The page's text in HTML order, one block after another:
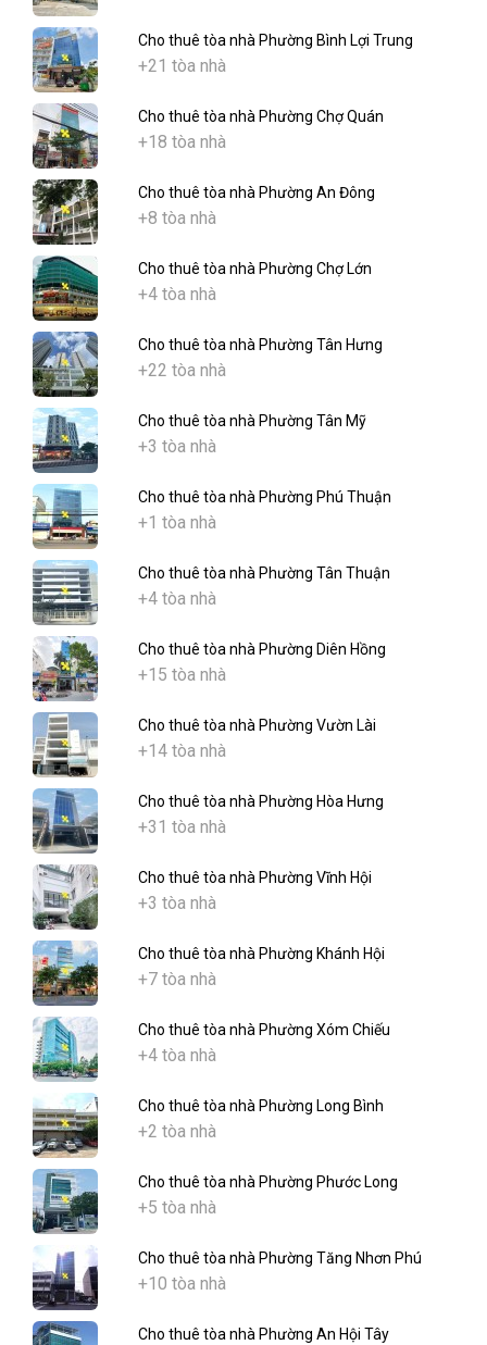
Cho thuê tòa nhà Phường Bình Lợi Trung
+21 tòa nhà
Cho thuê tòa nhà Phường Chợ Quán
+18 tòa nhà
Cho thuê tòa nhà Phường An Đông
+8 tòa nhà
Cho thuê tòa nhà Phường Chợ Lớn
+4 tòa nhà
Cho thuê tòa nhà Phường Tân Hưng
+22 tòa nhà
Cho thuê tòa nhà Phường Tân Mỹ
+3 tòa nhà
Cho thuê tòa nhà Phường Phú Thuận
+1 tòa nhà
Cho thuê tòa nhà Phường Tân Thuận
+4 tòa nhà
Cho thuê tòa nhà Phường Diên Hồng
+15 tòa nhà
Cho thuê tòa nhà Phường Vườn Lài
+14 tòa nhà
Cho thuê tòa nhà Phường Hòa Hưng
+31 tòa nhà
Cho thuê tòa nhà Phường Vĩnh Hội
+3 tòa nhà
Cho thuê tòa nhà Phường Khánh Hội
+7 tòa nhà
Cho thuê tòa nhà Phường Xóm Chiếu
+4 tòa nhà
Cho thuê tòa nhà Phường Long Bình
+2 tòa nhà
Cho thuê tòa nhà Phường Phước Long
+5 tòa nhà
Cho thuê tòa nhà Phường Tăng Nhơn Phú
+10 tòa nhà
Cho thuê tòa nhà Phường An Hội Tây